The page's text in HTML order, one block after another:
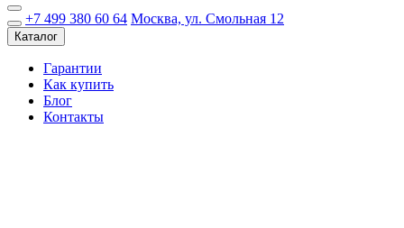
+7 499 380 60 64 Москва, ул. Смольная 12
Каталог
Гарантии
Как купить
Блог
Контакты